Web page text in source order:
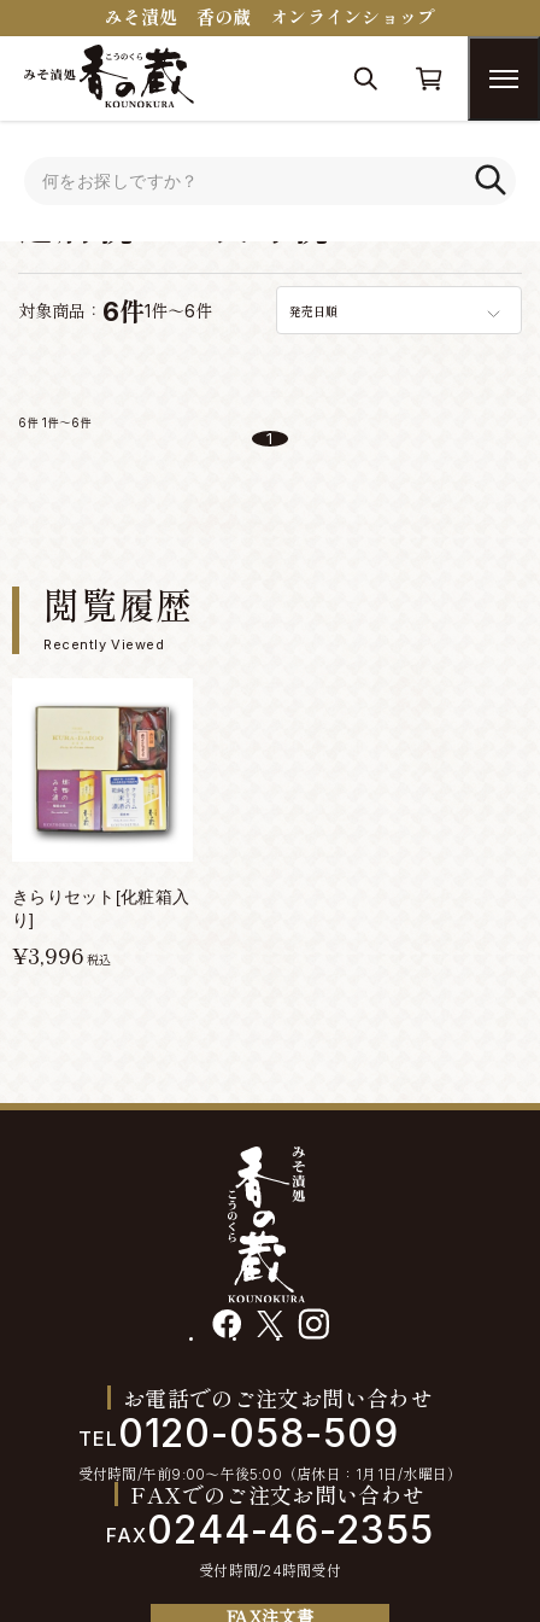
みそ漬処 香の蔵 オンラインショップ
対象商品： 6件1件～6件 発売日順
6件 1件～6件
1
閲覧履歴
Recently Viewed
きらりセット[化粧箱入
り]
¥3,996 税込
facebook instagram
お電話でのご注文お問い合わせ
TEL 0120-058-509
受付時間/午前9:00〜午後5:00（店休日：1月1日/水曜日）
FAXでのご注文お問い合わせ
FAX0244-46-2355
受付時間/24時間受付
FAX注文書